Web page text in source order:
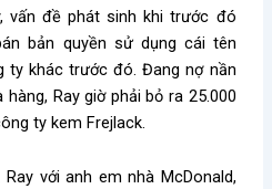
vấn đề phát sinh khi trước đó
bản quyền sử dụng cái tên
ty khác trước đó. Đang nợ nần
Ray giờ phải bỏ ra 25.000
ty kem Frejlack.
với anh em nhà McDonald,